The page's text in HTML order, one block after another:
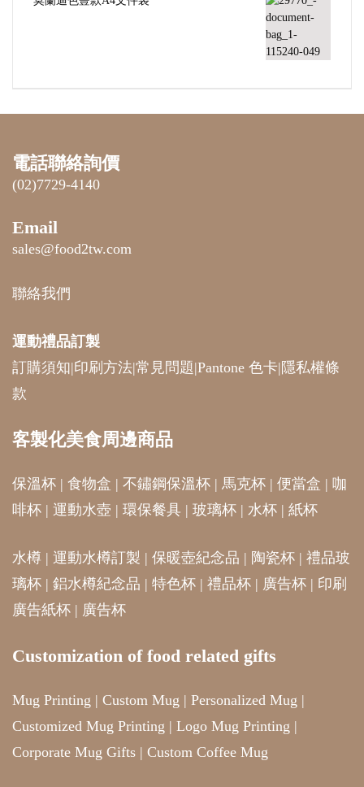
電話聯絡詢價
(02)7729-4140
Email
sales@food2tw.com
聯絡我們
運動禮品訂製
訂購須知|印刷方法|常見問題|Pantone 色卡| 隱私權條
款
客製化美食周邊商品
保溫杯 | 食物盒 | 不鏽鋼保溫杯 | 馬克杯 | 便當盒 | 咖
啡杯 | 運動水壺 | 環保餐具 | 玻璃杯 | 水杯 | 紙杯
水樽 | 運動水樽訂製 | 保暖壺紀念品 | 陶瓷杯 | 禮品玻
璃杯 | 鋁水樽紀念品 | 特色杯 | 禮品杯 | 廣告杯 | 印刷
廣告紙杯 | 廣告杯
Customization of food related gifts
Mug Printing | Custom Mug | Personalized Mug |
Customized Mug Printing | Logo Mug Printing |
Corporate Mug Gifts | Custom Coffee Mug